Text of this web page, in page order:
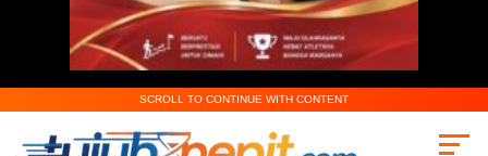
SCROLL TO CONTINUE WITH CONTENT